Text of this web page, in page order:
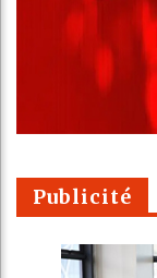
Publicité